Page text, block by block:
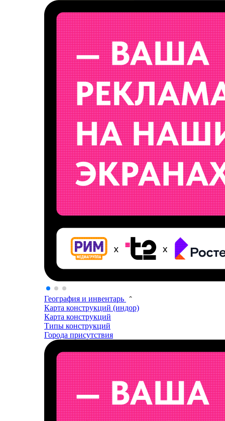
География и инвентарь
Карта конструкций (индор)
Карта конструкций
Типы конструкций
Города присутствия